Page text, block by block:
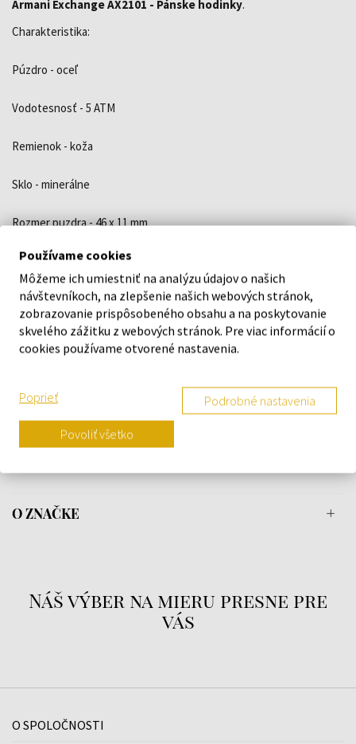
Armani Exchange AX2101 - Pánske hodinky.
Charakteristika:
Púzdro - oceľ
Vodotesnosť - 5 ATM
Remienok - koža
Sklo - minerálne
Rozmer puzdra - 46 x 11 mm
Typ strojčeka - Quartz/batéria
Tvar púzdra - okrúhly
Farba ciferníku - čierna
Štýl - elegantné, športové
O ZNAČKE
Náš výber na mieru presne pre
vás
O SPOLOČNOSTI
Používame cookies
Môžeme ich umiestniť na analýzu údajov o našich
návštevníkoch, na zlepšenie našich webových stránok,
zobrazovanie prispôsobeného obsahu a na poskytovanie
skvelého zážitku z webových stránok. Pre viac informácií o
cookies používame otvorené nastavenia.
Poprieť Podrobné nastavenia
Povoliť všetko